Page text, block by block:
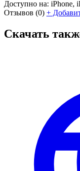
Доступно на: iPhone,
Отзывов (0) +
Скачать